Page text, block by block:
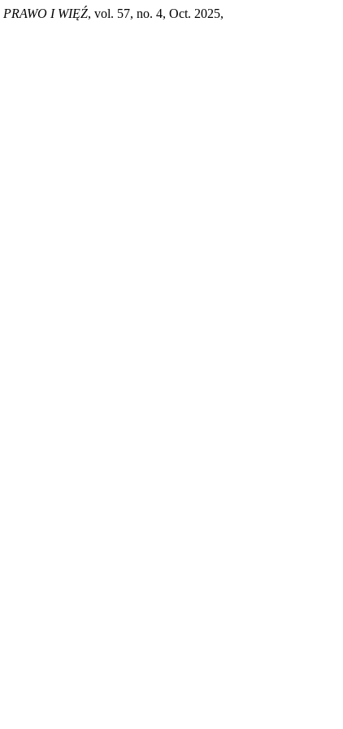
PRAWO I WIĘŹ, vol. 57, no. 4, Oct. 2025,